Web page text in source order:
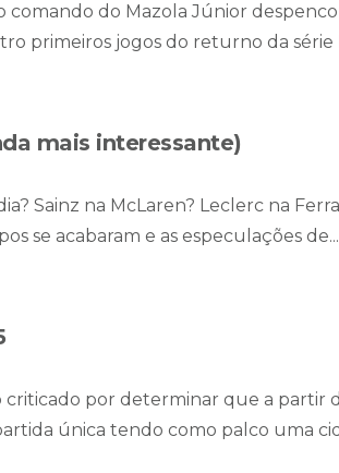
comando do Mazola Júnior
primeiros jogos do returno da série
mais interessante)
Sainz na McLaren? Leclerc na
se acabaram e as especulações de...
criticado por determinar que a partir
única tendo como palco uma